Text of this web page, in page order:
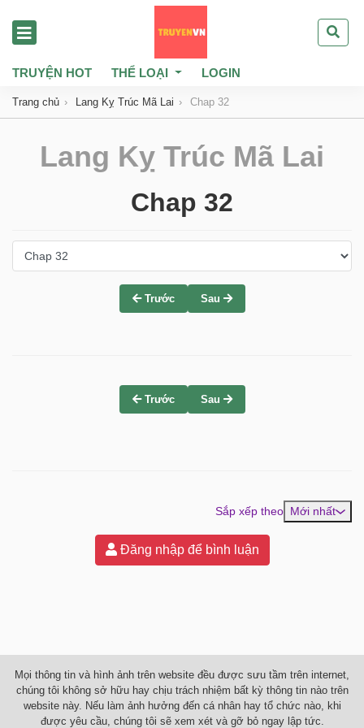
TRUYỆN HOT THỂ LOẠI LOGIN
Trang chủ Lang Kỵ Trúc Mã Lai Chap 32
Lang Kỵ Trúc Mã Lai
Chap 32
Trước Sau
Trước Sau
Sắp xếp theo Mới nhất
Đăng nhập để bình luận
Mọi thông tin và hình ảnh trên website đều được sưu tầm trên internet,
chúng tôi không sở hữu hay chịu trách nhiệm bất kỳ thông tin nào trên
website này. Nếu làm ảnh hưởng đến cá nhân hay tổ chức nào, khi
được yêu cầu, chúng tôi sẽ xem xét và gỡ bỏ ngay lập tức.